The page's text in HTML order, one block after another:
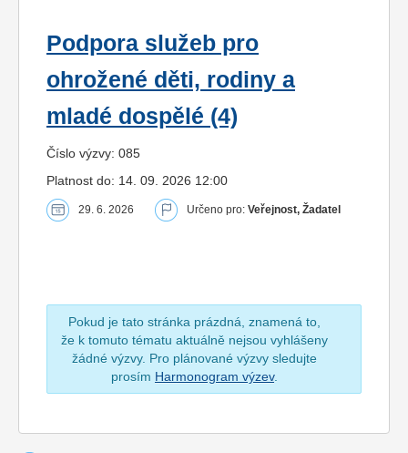
Podpora služeb pro
ohrožené děti, rodiny a
mladé dospělé (4)
Číslo výzvy: 085
Platnost do: 14. 09. 2026 12:00
29. 6. 2026 Určeno pro: Veřejnost, Žadatel
Pokud je tato stránka prázdná, znamená to,
že k tomuto tématu aktuálně nejsou vyhlášeny
žádné výzvy. Pro plánované výzvy sledujte
prosím Harmonogram výzev.